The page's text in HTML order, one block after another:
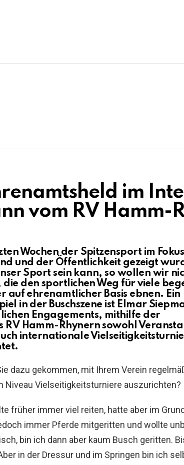
im
vom RV Hamm-
Wochen der Spitzensport im
und der Öffentlichkeit gezeigt
Sport sein kann, so wollen wir
die den sportlichen Weg für viele
auf ehrenamtlicher Basis ebnen. Ein
in der Buschszene ist Elmar
Engagements, mithilfe der
RV Hamm-Rhynern sowohl
internationale
dazu gekommen, mit Ihrem Verein
Niveau Vielseitigkeitsturniere auszurichten?
früher immer viel reiten, hatte aber im
immer Pferde mitgeritten und wollte
bin ich dann aber kaum Busch geritten.
in der Dressur und im Springen bin ich